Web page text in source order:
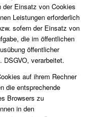
Einsatz von Cookies
Leistungen erforderlich
sofern der Einsatz von
die im öffentlichen
öffentlicher
verarbeitet.
auf ihrem Rechner
die entsprechende
Browsers zu
in den